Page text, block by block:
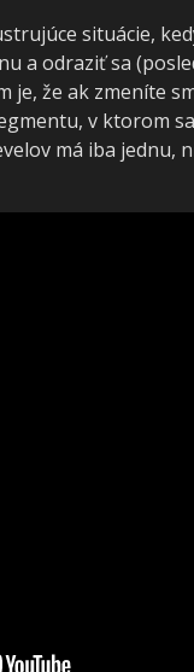
situácie,
a odraziť sa
je, že ak zmeníte
v ktorom
má iba jednu,